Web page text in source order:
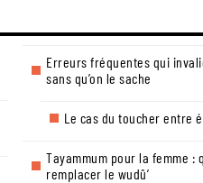
Erreurs fréquentes qui
sans qu’on le sache
Le cas du toucher entre
Tayammum pour la femme :
remplacer le wudû’